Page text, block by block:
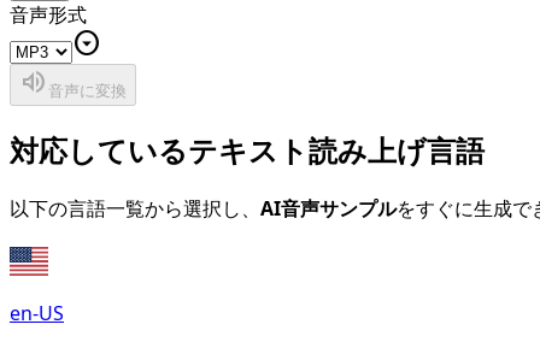
音声形式
arrow_drop_down_circle
volume_up 音声に変換
対応しているテキスト読み上げ言語
以下の言語一覧から選択し、 AI音声サンプルをすぐに生成で
en-US